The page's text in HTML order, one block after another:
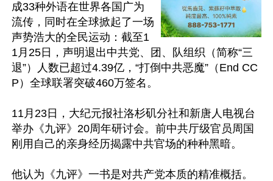
成33种外语在世界各国广为
流传，同时在全球掀起了一场
声势浩大的全民运动：截至1
1月25日，声明退出中共党、团、队组织（简称“三
退”）人数已超过4.39亿，“打倒中共恶魔”（End CC
P）全球联署突破460万签名。
11月23日，大纪元报社洛杉矶分社和新唐人电视台
举办《九评》20周年研讨会。前中共厅级官员周国
刚用自己的亲身经历揭露中共官场的种种黑暗。
他认为《九评》一书是对共产党本质的精准概括。